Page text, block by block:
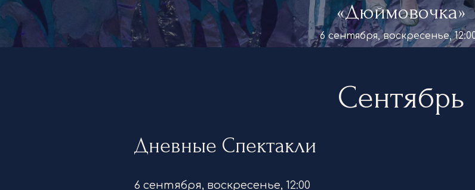
«Дюймовочка»
Сентябрь
Дневные Спектакли
6 сентября, воскресенье, 12:00